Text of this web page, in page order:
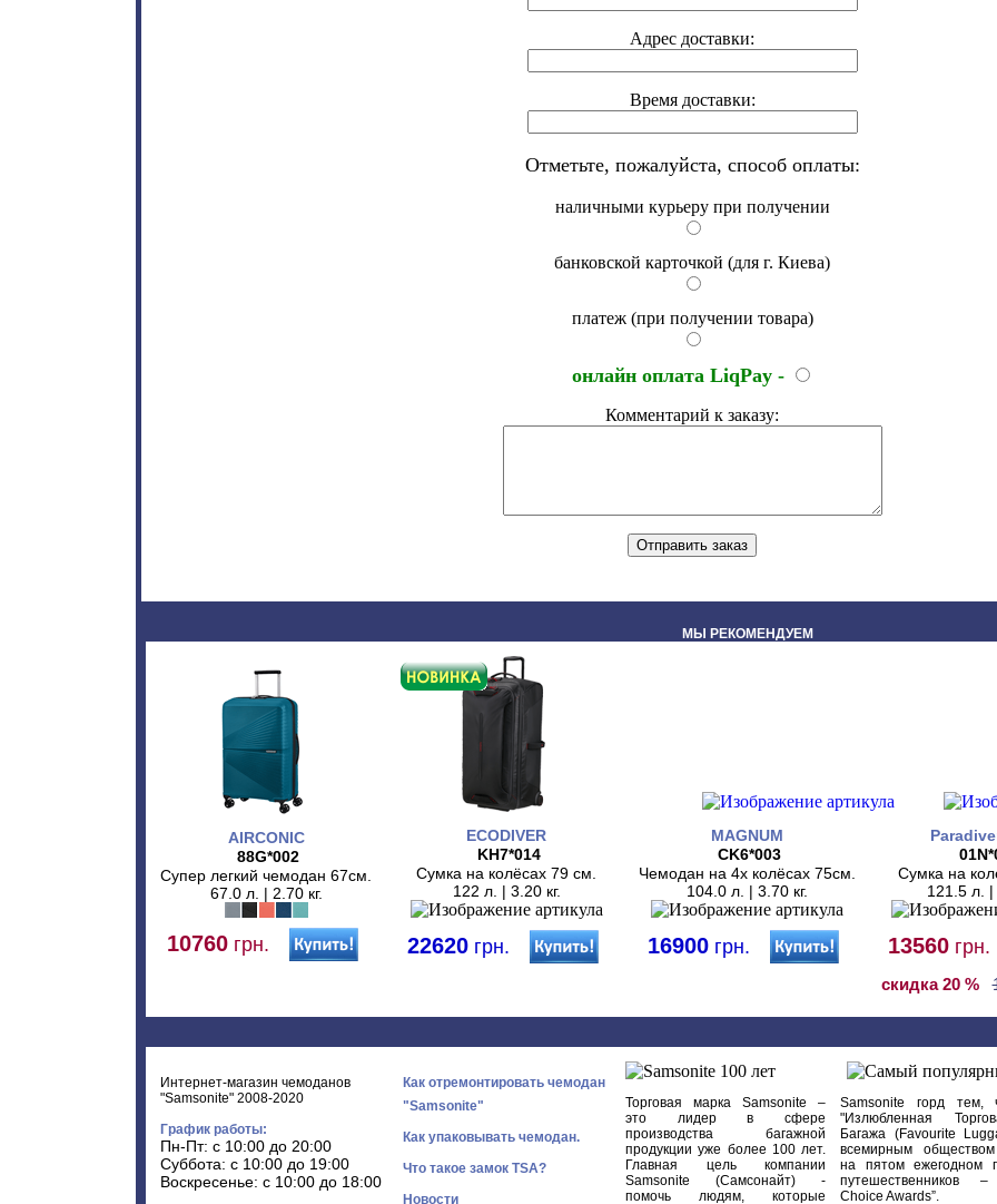
Адрес доставки:
Время доставки:
Отметьте, пожалуйста, способ оплаты:
наличными курьеру при получении
банковской карточкой (для г. Киева)
платеж (при получении товара)
онлайн оплата LiqPay -
Комментарий к заказу:
МЫ РЕКОМЕНДУЕМ
AIRCONIC
88G*002
Супер легкий чемодан 67см.
67.0 л. | 2.70 кг.
10760грн.
ECODIVER
KH7*014
Сумка на колёсах 79 см.
122 л. | 3.20 кг.
22620грн.
MAGNUM
CK6*003
Чемодан на 4х колёсах 75см.
104.0 л. | 3.70 кг.
16900грн.
Сумка на
121.5 л. |
13560грн.
скидка 20 %
Интернет-магазин чемоданов
"Samsonite" 2008-2020
График работы:
Пн-Пт: с 10:00 до 20:00
Суббота: с 10:00 до 19:00
Воскресенье: с 10:00 до 18:00
Как отремонтировать чемодан
"Samsonite"
Как упаковывать чемодан.
Что такое замок TSA?
Новости
Торговая марка Samsonite –
это лидер в сфере
производства багажной
продукции уже более 100 лет.
Главная цель компании
Samsonite (Самсонайт) -
помочь людям, которые
Samsonite горд тем,
"Излюбленная
Багажа (Favourite
всемирным
на пятом ежегодном
путешественников –
Choice Awards”.